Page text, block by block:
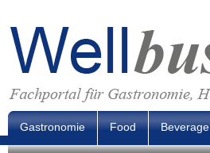
Gastronomie Food Beverage